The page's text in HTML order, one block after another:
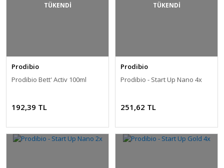
TÜKENDİ
Prodibio
Prodibio Bett' Activ 100ml
192,39 TL
TÜKENDİ
Prodibio
Prodibio - Start Up Nano 4x
251,62 TL